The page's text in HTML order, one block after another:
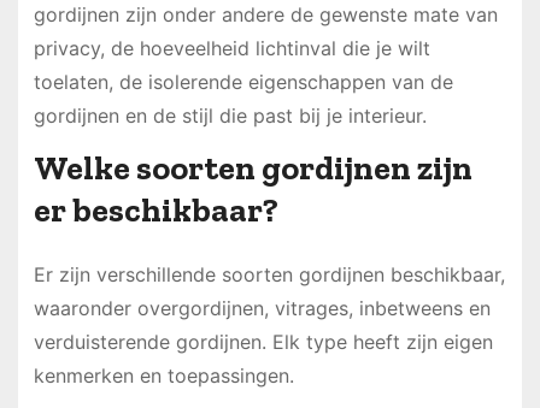
gordijnen zijn onder andere de gewenste mate van
privacy, de hoeveelheid lichtinval die je wilt
toelaten, de isolerende eigenschappen van de
gordijnen en de stijl die past bij je interieur.
Welke soorten gordijnen zijn
er beschikbaar?
Er zijn verschillende soorten gordijnen beschikbaar,
waaronder overgordijnen, vitrages, inbetweens en
verduisterende gordijnen. Elk type heeft zijn eigen
kenmerken en toepassingen.